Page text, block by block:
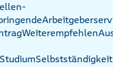
Weiterempfehlen
StudiumSelbstständigkeit